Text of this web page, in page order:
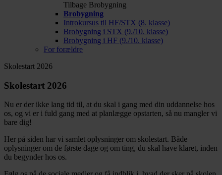
Tilbage Brobygning
Brobygning
Introkursus til HF/STX (8. klasse)
Brobygning i STX (9./10. klasse)
Brobygning i HF (9./10. klasse)
For forældre
Skolestart 2026
Skolestart 2026
Nu er der ikke lang tid til, at du skal i gang med din uddannelse hos
os, og vi er i fuld gang med at planlægge opstarten, så nu mangler vi
bare dig!
Her på siden har vi samlet oplysninger om skolestart. Både
oplysninger om de første dage og om ting, du skal have klaret, inden
du begynder hos os.